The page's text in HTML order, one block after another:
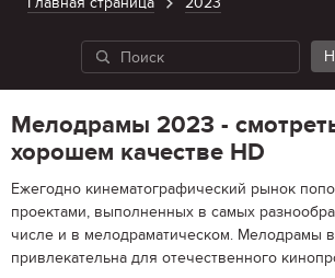
Мелодрамы 2023 -
хорошем качестве HD
Ежегодно кинематографический рынок
проектами, выполненных в самых
числе и в мелодраматическом. Мелодрамы
привлекательна для отечественного